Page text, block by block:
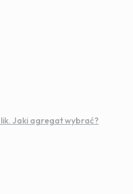
Jaki agregat wybrać?